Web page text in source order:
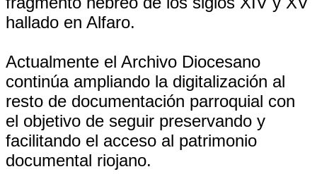
hallado en Alfaro.
Actualmente el Archivo Diocesano
continúa ampliando la digitalización al
resto de documentación parroquial con
el objetivo de seguir preservando y
facilitando el acceso al patrimonio
documental riojano.